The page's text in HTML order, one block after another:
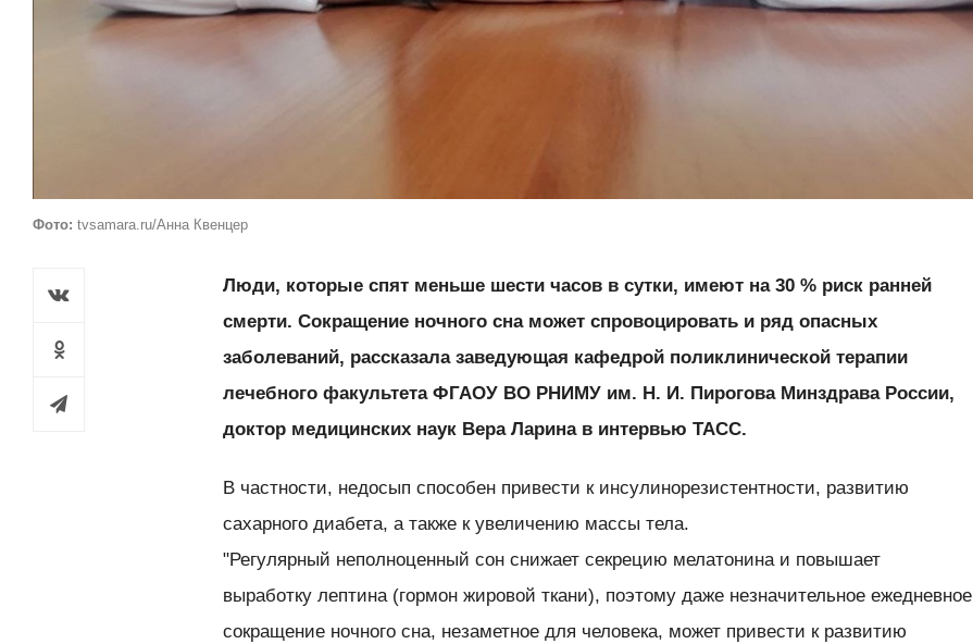
Фото: tvsamara.ru/Анна Квенцер
Люди, которые спят меньше шести часов в сутки, имеют на 30 % риск ранней
смерти. Сокращение ночного сна может спровоцировать и ряд опасных
заболеваний, рассказала заведующая кафедрой поликлинической терапии
лечебного факультета ФГАОУ ВО РНИМУ им. Н. И. Пирогова Минздрава России,
доктор медицинских наук Вера Ларина в интервью ТАСС.
В частности, недосып способен привести к инсулинорезистентности, развитию
сахарного диабета, а также к увеличению массы тела.
"Регулярный неполноценный сон снижает секрецию мелатонина и повышает
выработку лептина (гормон жировой ткани), поэтому даже незначительное ежедневное
сокращение ночного сна, незаметное для человека, может привести к развитию